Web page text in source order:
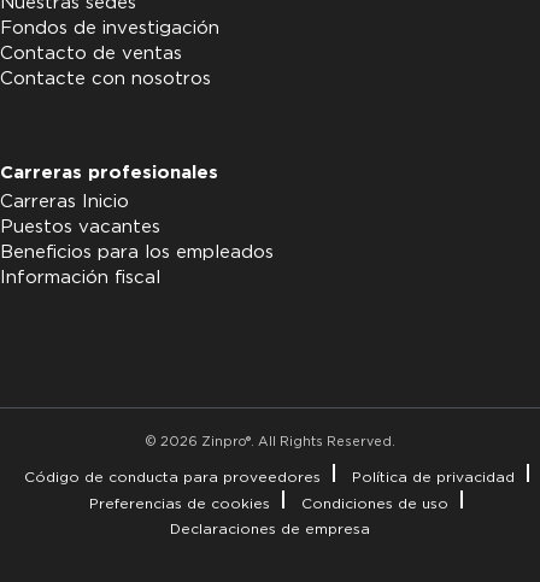
Fondos de investigación
Contacto de ventas
Contacte con nosotros
Carreras profesionales
Carreras Inicio
Puestos vacantes
Beneficios para los empleados
Información fiscal
© 2026 Zinpro®. All Rights Reserved.
Código de conducta para proveedores
Política de privacidad
Preferencias de cookies
Condiciones de uso
Declaraciones de empresa